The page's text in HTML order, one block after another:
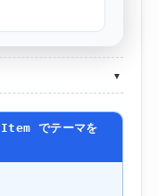
▼
でテーマを